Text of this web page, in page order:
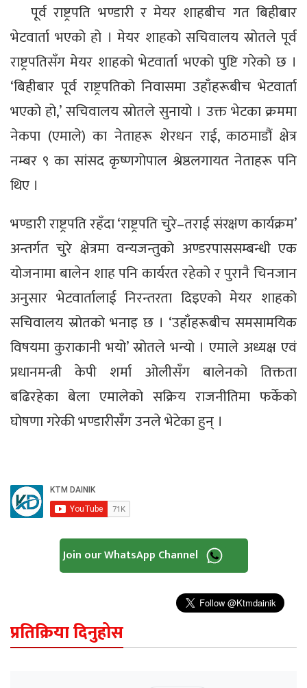
पूर्व राष्ट्रपति भण्डारी र मेयर शाहबीच गत बिहीबार
भेटवार्ता भएको हो । मेयर शाहको सचिवालय स्रोतले पूर्व
राष्ट्रपतिसँग मेयर शाहको भेटवार्ता भएको पुष्टि गरेको छ ।
‘बिहीबार पूर्व राष्ट्रपतिको निवासमा उहाँहरूबीच भेटवार्ता
भएको हो,’ सचिवालय स्रोतले सुनायो । उक्त भेटका क्रममा
नेकपा (एमाले) का नेताहरू शेरधन राई, काठमाडौं क्षेत्र
नम्बर ९ का सांसद कृष्णगोपाल श्रेष्ठलगायत नेताहरू पनि
थिए ।
भण्डारी राष्ट्रपति रहँदा ‘राष्ट्रपति चुरे–तराई संरक्षण कार्यक्रम’
अन्तर्गत चुरे क्षेत्रमा वन्यजन्तुको अण्डरपाससम्बन्धी एक
योजनामा बालेन शाह पनि कार्यरत रहेको र पुरानै चिनजान
अनुसार भेटवार्तालाई निरन्तरता दिइएको मेयर शाहको
सचिवालय स्रोतको भनाइ छ । ‘उहाँहरूबीच समसामयिक
विषयमा कुराकानी भयो’ स्रोतले भन्यो । एमाले अध्यक्ष एवं
प्रधानमन्त्री केपी शर्मा ओलीसँग बालेनको तिक्तता
बढिरहेका बेला एमालेको सक्रिय राजनीतिमा फर्केको
घोषणा गरेकी भण्डारीसँग उनले भेटेका हुन् ।
Join our WhatsApp Channel
प्रतिक्रिया दिनुहोस